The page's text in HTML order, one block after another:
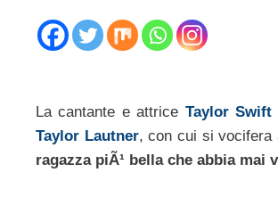
La cantante e attrice Taylor Swift
Taylor Lautner, con cui si vocifera
ragazza piÃ¹ bella che abbia mai